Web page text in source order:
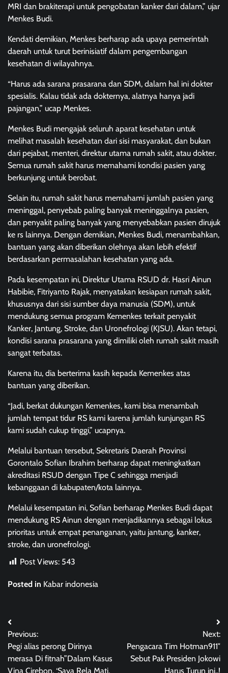
MRI dan brakiterapi untuk pengobatan kanker dari dalam,” ujar
Menkes Budi.
Kendati demikian, Menkes berharap ada upaya pemerintah
daerah untuk turut berinisiatif dalam pengembangan
kesehatan di wilayahnya.
“Harus ada sarana prasarana dan SDM, dalam hal ini dokter
spesialis. Kalau tidak ada dokternya, alatnya hanya jadi
pajangan,” ucap Menkes.
Menkes Budi mengajak seluruh aparat kesehatan untuk
melihat masalah kesehatan dari sisi masyarakat, dan bukan
dari pejabat, menteri, direktur utama rumah sakit, atau dokter.
Semua rumah sakit harus memahami kondisi pasien yang
berkunjung untuk berobat.
Selain itu, rumah sakit harus memahami jumlah pasien yang
meninggal, penyebab paling banyak meninggalnya pasien,
dan penyakit paling banyak yang menyebabkan pasien dirujuk
ke rs lainnya. Dengan demikian, Menkes Budi, menambahkan,
bantuan yang akan diberikan olehnya akan lebih efektif
berdasarkan permasalahan kesehatan yang ada.
Pada kesempatan ini, Direktur Utama RSUD dr. Hasri Ainun
Habibie, Fitriyanto Rajak, menyatakan kesiapan rumah sakit,
khususnya dari sisi sumber daya manusia (SDM), untuk
mendukung semua program Kemenkes terkait penyakit
Kanker, Jantung, Stroke, dan Uronefrologi (KJSU). Akan tetapi,
kondisi sarana prasarana yang dimiliki oleh rumah sakit masih
sangat terbatas.
Karena itu, dia berterima kasih kepada Kemenkes atas
bantuan yang diberikan.
“Jadi, berkat dukungan Kemenkes, kami bisa menambah
jumlah tempat tidur RS kami karena jumlah kunjungan RS
kami sudah cukup tinggi,” ucapnya.
Melalui bantuan tersebut, Sekretaris Daerah Provinsi
Gorontalo Sofian Ibrahim berharap dapat meningkatkan
akreditasi RSUD dengan Tipe C sehingga menjadi
kebanggaan di kabupaten/kota lainnya.
Melalui kesempatan ini, Sofian berharap Menkes Budi dapat
mendukung RS Ainun dengan menjadikannya sebagai lokus
prioritas untuk empat penanganan, yaitu jantung, kanker,
stroke, dan uronefrologi.
Post Views: 543
Posted in Kabar indonesia
Post
navigation
Previous:
Pegi alias perong Dirinya
merasa Di fitnah”Dalam Kasus
Vina Cirebon, ‘Saya Rela Mati,
Next:
Pengacara Tim Hotman911″
Sebut Pak Presiden Jokowi
Harus Turun ini,,!